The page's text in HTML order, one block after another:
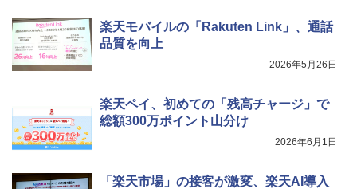
楽天モバイルの「Rakuten Link」、通話
品質を向上
2026年5月26日
楽天ペイ、初めての「残高チャージ」で
総額300万ポイント山分け
2026年6月1日
「楽天市場」の接客が激変、楽天AI導入